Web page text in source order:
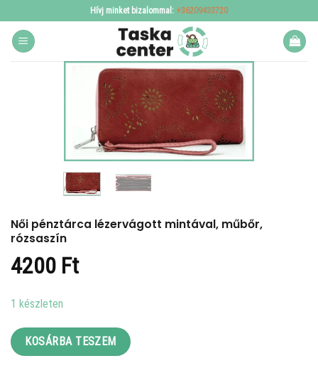
to
content
Hívj minket bizalommal: +36209433720
Női pénztárca lézervágott mintával, műbőr,
rózsaszín
4200 Ft
1 készleten
KOSÁRBA TESZEM